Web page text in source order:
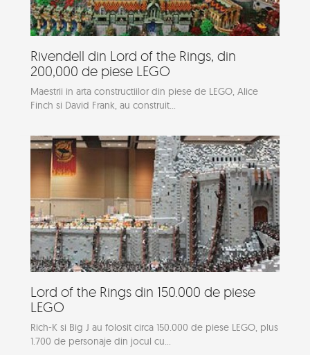
Rivendell din Lord of the Rings, din
200,000 de piese LEGO
Maestrii in arta constructiilor din piese de LEGO, Alice
Finch si David Frank, au construit...
Lord of the Rings din 150.000 de piese
LEGO
Rich-K si Big J au folosit circa 150.000 de piese LEGO, plus
1.700 de personaje din jocul cu...